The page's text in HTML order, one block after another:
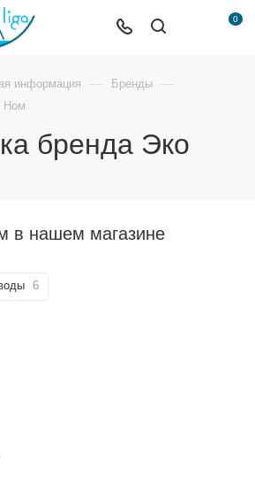
0
информация — Бренды —
Ном
бренда Эко
в нашем магазине
6